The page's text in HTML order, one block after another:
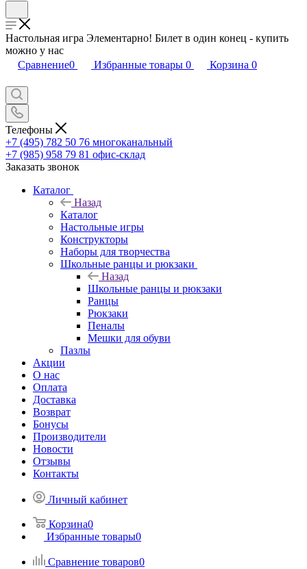
Настольная игра Элементарно! Билет в один конец - купить
можно у нас
Сравнение0 Избранные товары 0 Корзина 0
Телефоны
+7 (495) 782 50 76 многоканальный
+7 (985) 958 79 81 офис-склад
Заказать звонок
Каталог
Назад
Каталог
Настольные игры
Конструкторы
Наборы для творчества
Школьные ранцы и рюкзаки
Назад
Школьные ранцы и рюкзаки
Ранцы
Рюкзаки
Пеналы
Мешки для обуви
Пазлы
Акции
О нас
Оплата
Доставка
Возврат
Бонусы
Производители
Новости
Отзывы
Контакты
Личный кабинет
Корзина0
Избранные товары0
Сравнение товаров0